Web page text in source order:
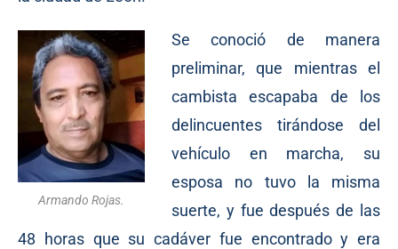
Armando Rojas.
Se conoció de manera
preliminar, que mientras el
cambista escapaba de los
delincuentes tirándose del
vehículo en marcha, su
esposa no tuvo la misma
suerte, y fue después de las
48 horas que su cadáver fue encontrado y era